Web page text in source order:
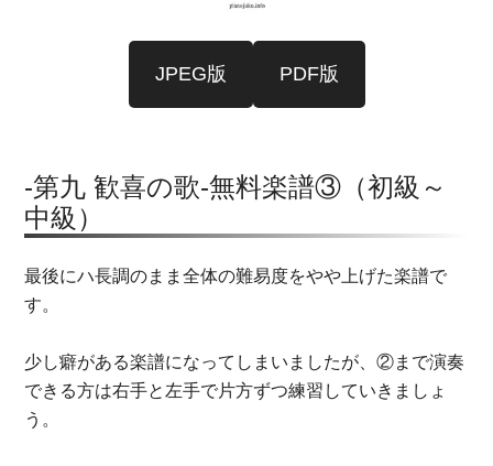
JPEG版 PDF版
-第九 歓喜の歌-無料楽譜③（初級～
中級）
最後にハ長調のまま全体の難易度をやや上げた楽譜で
す。
少し癖がある楽譜になってしまいましたが、②まで演奏
できる方は右手と左手で片方ずつ練習していきましょ
う。